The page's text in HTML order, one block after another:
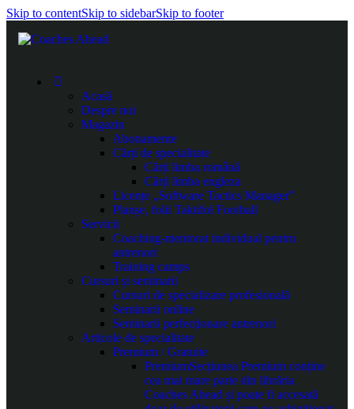
Skip to contentSkip to sidebarSkip to footer
Acasă
Despre noi
Magazin
Abonamente
Cărți de specialitate
Cărți limba română
Cărți limba engleza
Licențe „Software Tactics Manager”
Planșe, folii Taktifol Football
Servicii
Coaching-mentorat individual pentru
antrenori
Training camps
Cursuri și seminarii
Cursuri de specializare profesională
Seminarii online
Seminarii perfecționare antrenori
Articole de specialitate
Premium / Gratuite
PremiumSecțiunea Premium conține
cea mai mare parte din librăria
Coaches Ahead și poate fi accesată